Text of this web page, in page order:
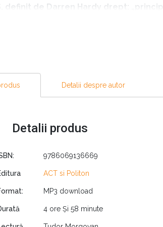
definit de Darren Hardy drept:
a rezumat pe înțelesul tuturor esența
folosit și eu în viață și în cursurile
mai mărunte sunt cele care îți
din trecut aparent măruntă,
prezent și, mai presus de toate, felul
și tot vei fi mai câștigat decât dacă nu
Detalii despre autor
Detalii produs
9786069136669
ACT si Politon
MP3 download
4 ore Și 58 minute